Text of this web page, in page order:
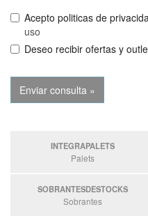
Acepto politicas de
uso
Deseo recibir ofertas y
INTEGRAPALETS
Palets
SOBRANTESDESTOCKS
Sobrantes